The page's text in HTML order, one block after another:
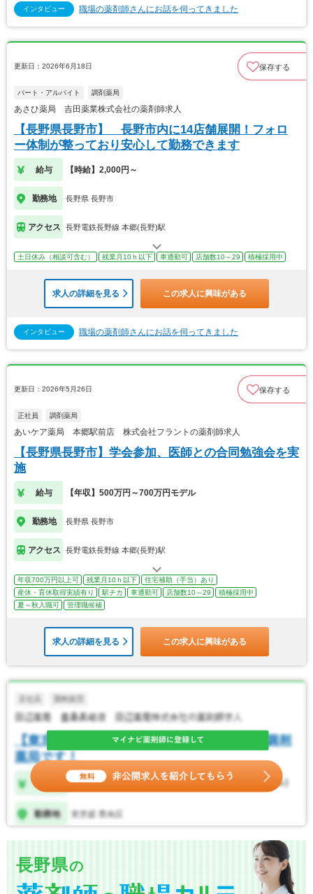
インタビュー 職場の薬剤師さんにお話を伺ってきました
更新日：2026年6月18日 保存する
パート・アルバイト 調剤薬局
あさひ薬局 吉田薬業株式会社の薬剤師求人
【長野県長野市】 長野市内に14店舗展開！フォロ
ー体制が整っており安心して勤務できます
給与 【時給】2,000円～
勤務地 長野県 長野市
アクセス 長野電鉄長野線 本郷(長野)駅
土日休み（相談可含む） 残業月10ｈ以下 車通勤可 店舗数10～29 積極採用中
求人の詳細を見る この求人に興味がある
インタビュー 職場の薬剤師さんにお話を伺ってきました
更新日：2026年5月26日 保存する
正社員 調剤薬局
あいケア薬局 本郷駅前店 株式会社フラントの薬剤師求人
【長野県長野市】学会参加、医師との合同勉強会を実
施
給与 【年収】500万円～700万円モデル
勤務地 長野県 長野市
アクセス 長野電鉄長野線 本郷(長野)駅
年収700万円以上可 残業月10ｈ以下
住宅補助（手当）あり
産休・育休取得実績有り
駅チカ 車通勤可 店舗数10～29
積極採用中
夏～秋入職可
管理職候補
求人の詳細を見る この求人に興味がある
長野県の